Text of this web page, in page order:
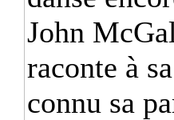
John
raconte à
connu sa